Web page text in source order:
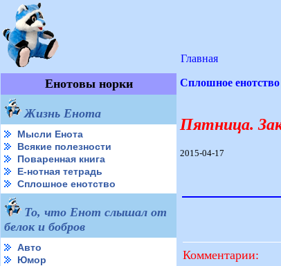
Главная
Енотовы норки
Жизнь Енота
Мысли Енота
Всякие полезности
Поваренная книга
Е-нотная тетрадь
Сплошное енотство
То, что Енот слышал от
белок и бобров
Авто
Юмор
Сплошное енотство
Пятница.
2015-04-17
Комментарии: